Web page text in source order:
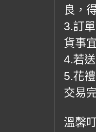
良，
3.訂
貨事
4.若
5.花
交易
溫馨